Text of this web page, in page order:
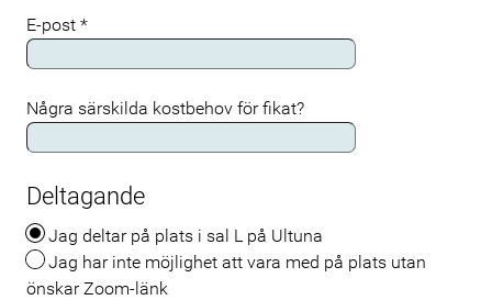
E-post *
Några särskilda kostbehov för fikat?
Deltagande
Jag deltar på plats i sal L på Ultuna
Jag har inte möjlighet att vara med på plats utan
önskar Zoom-länk